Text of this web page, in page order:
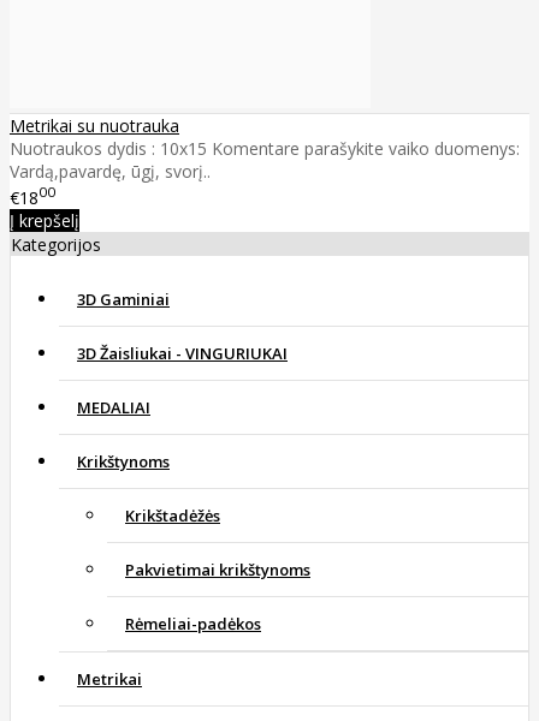
Metrikai su nuotrauka
Nuotraukos dydis : 10x15 Komentare parašykite vaiko duomenys:
Vardą,pavardę, ūgį, svorį..
€1800
Į krepšelį
Kategorijos
3D Gaminiai
3D Žaisliukai - VINGURIUKAI
MEDALIAI
Krikštynoms
Krikštadėžės
Pakvietimai krikštynoms
Rėmeliai-padėkos
Metrikai